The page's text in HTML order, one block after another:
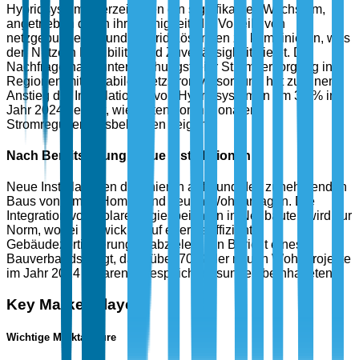
Hybridsysteme verzeichnen ein signifikantes Wachstum,
angetrieben durch ihre Fähigkeit, die Vorteile von
netzgebundenen und off-grid Lösungen zu kombinieren, was
den Nutzern Flexibilität und Zuverlässigkeit bietet. Die
Nachfrage nach unterbrechungsfreier Stromversorgung in
Regionen mit instabiler Netzstromversorgung hat zu einem
Anstieg der Installationen von Hybridsystemen um 35 % im
Jahr 2024 geführt, wie Daten von nationalen
Stromregulierungsbehörden zeigen.
Nach Bereitstellung: Neue Installationen
Neue Installationen dominieren aufgrund des zunehmenden
Baus von Smart Homes und neuen Wohnanlagen. Die
Integration von Solarenergiespeichern in Neubauten wird zur
Norm, wobei Entwickler auf energieeffiziente
Gebäudezertifizierungen abzielen. Ein Bericht eines
Bauverbands zeigt, dass über 70 % der neuen Wohnprojekte
im Jahr 2024 Solarenergiespeicherlösungen beinhalteten.
Key Market Players
Wichtige Marktakteure